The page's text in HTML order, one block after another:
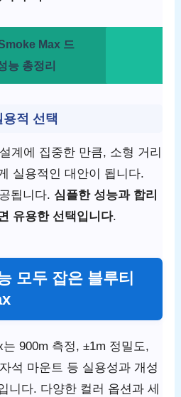
Max 드
능 총정리
적 선택
계에 집중한 만큼, 소형 거리
실용적인 대안이 됩니다.
됩니다. 심플한 성능과 합리
유용한 선택입니다.
모두 잡은 블루티
900m 측정, ±1m 정밀도,
석 마운트 등 실용성과 개성
니다. 다양한 컬러 옵션과 세